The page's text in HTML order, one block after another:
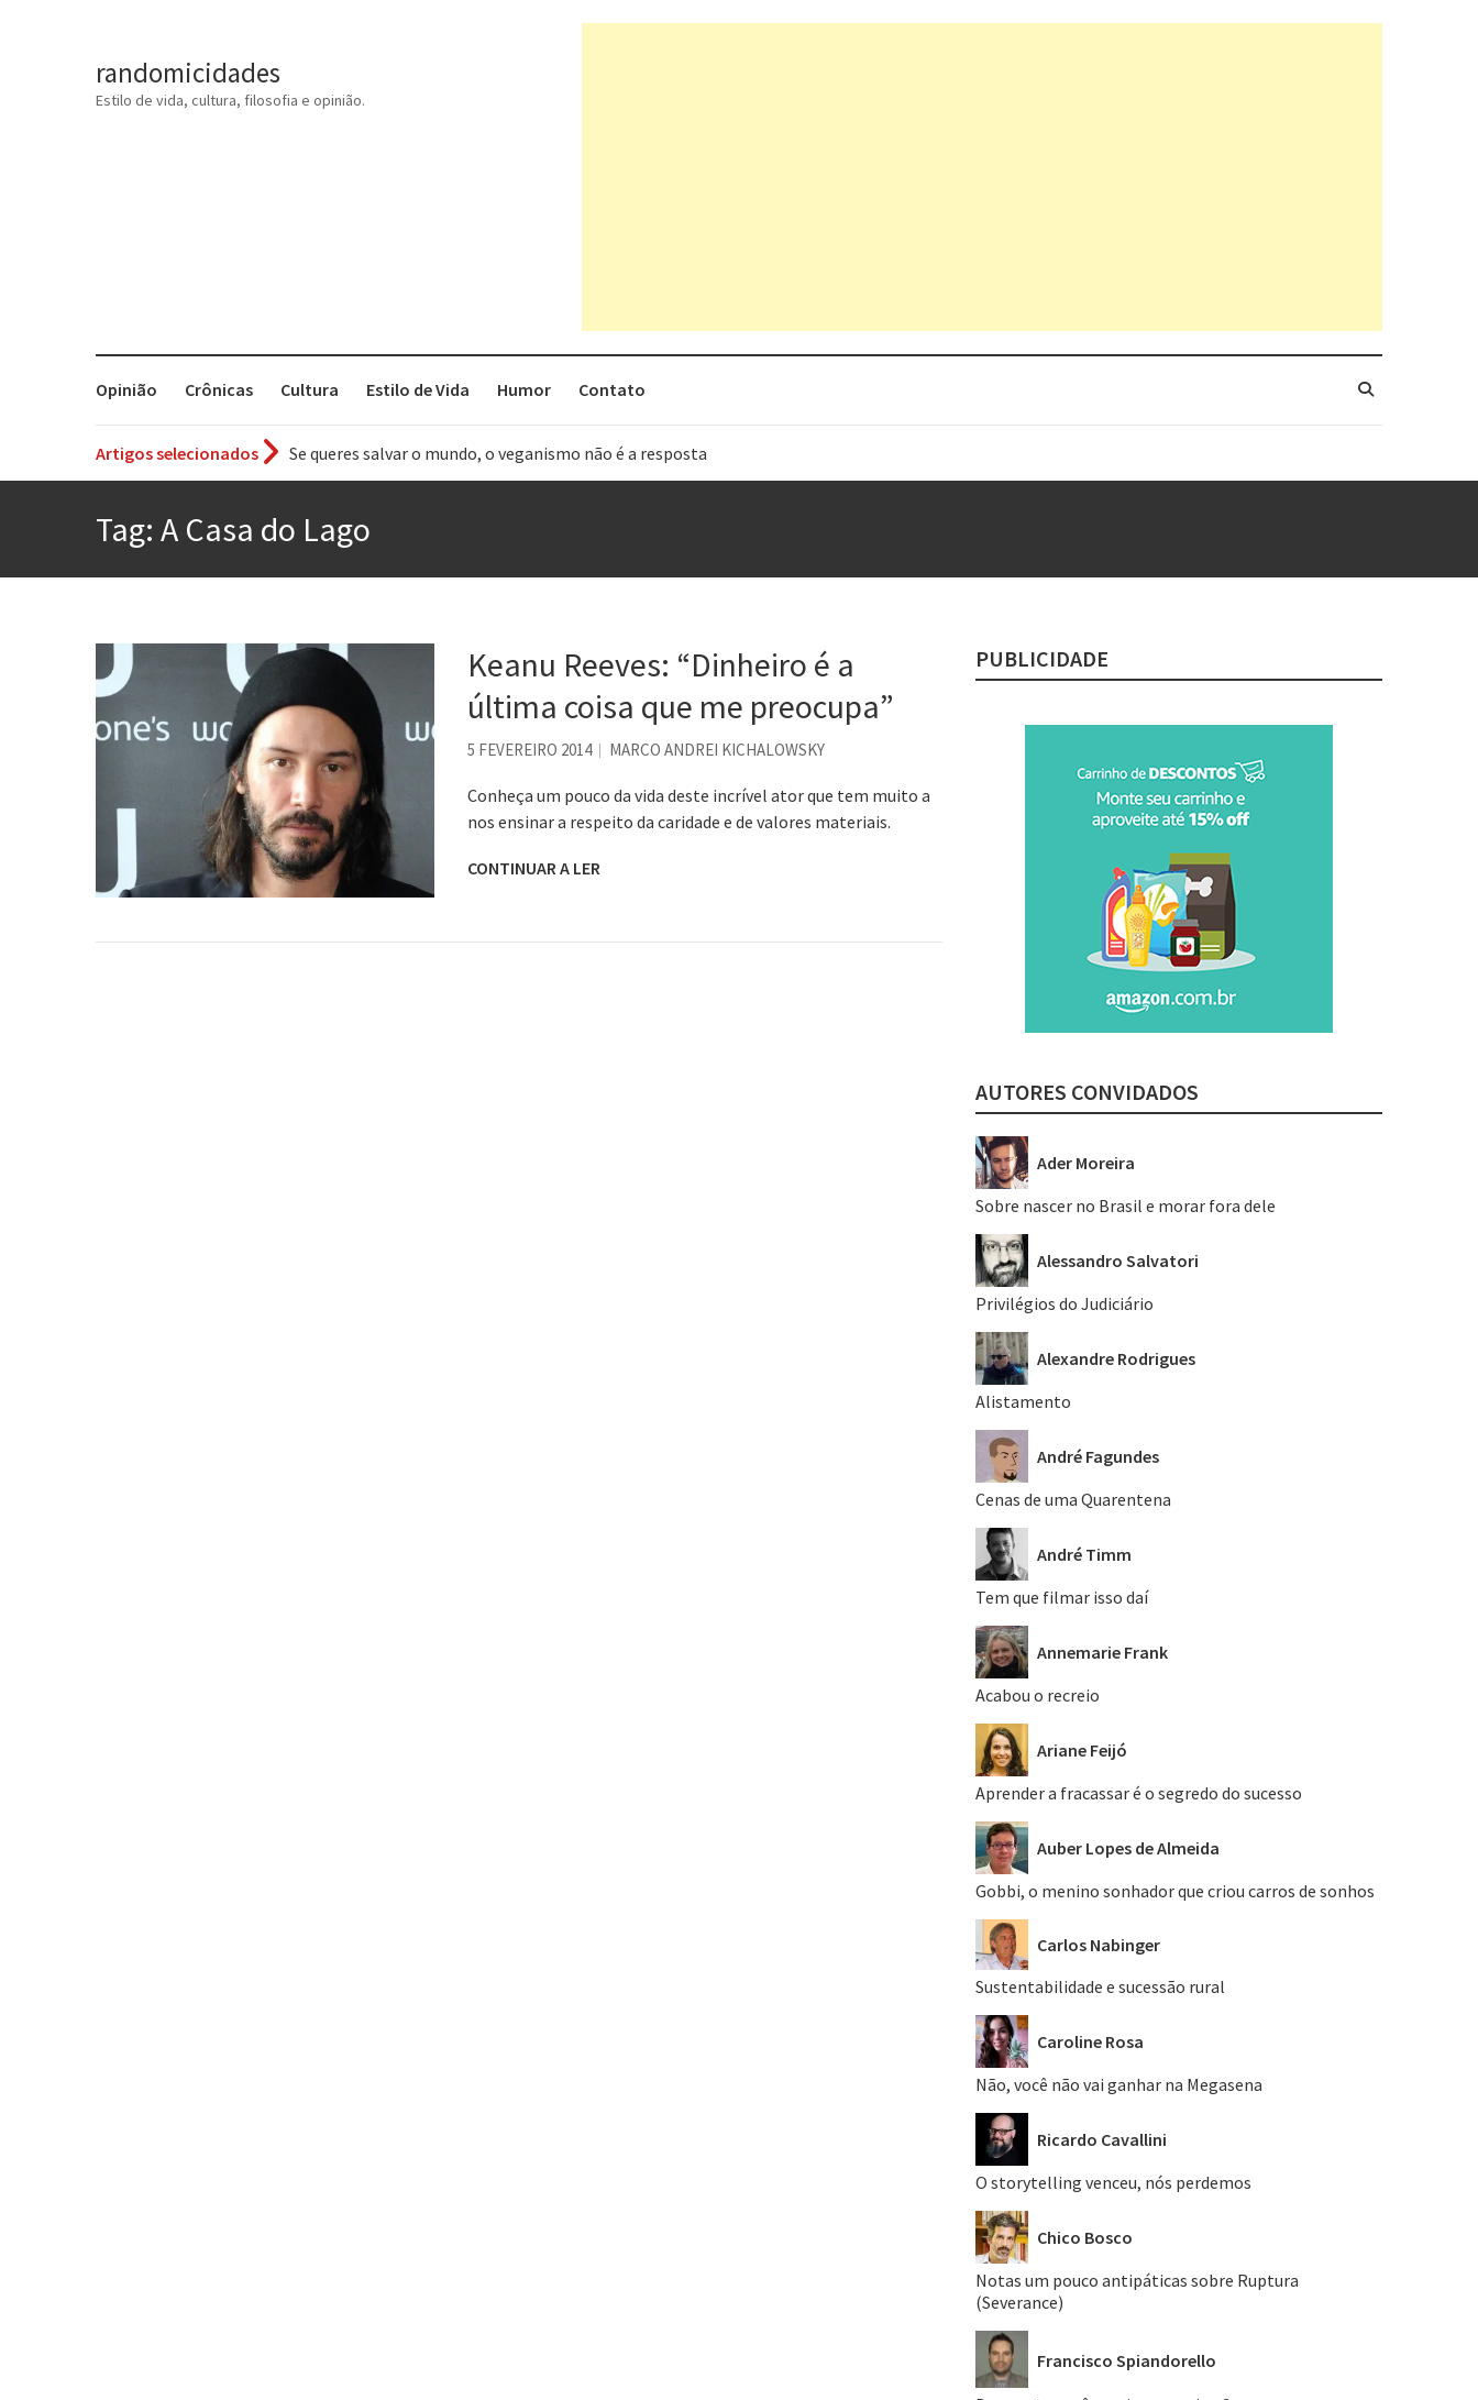
randomicidades
Estilo de vida, cultura, filosofia e opinião.
Opinião Crônicas Cultura Estilo de Vida Humor Contato
Artigos selecionados
Tem que filmar isso daí
A construção da urbanidade
Os causos de Jorge Luis Borges
Voto obrigatório é correto?
Tag: A Casa do Lago
Keanu Reeves: “Dinheiro é a
última coisa que me preocupa”
5 FEVEREIRO 2014 MARCO ANDREI KICHALOWSKY
Conheça um pouco da vida deste incrível ator que tem muito a
nos ensinar a respeito da caridade e de valores materiais.
CONTINUAR A LER
PUBLICIDADE
AUTORES CONVIDADOS
Ader Moreira
Sobre nascer no Brasil e morar fora dele
Alessandro Salvatori
Privilégios do Judiciário
Alexandre Rodrigues
Alistamento
André Fagundes
Cenas de uma Quarentena
André Timm
Tem que filmar isso daí
Annemarie Frank
Acabou o recreio
Ariane Feijó
Aprender a fracassar é o segredo do sucesso
Auber Lopes de Almeida
Gobbi, o menino sonhador que criou carros de sonhos
Carlos Nabinger
Sustentabilidade e sucessão rural
Caroline Rosa
Não, você não vai ganhar na Megasena
Ricardo Cavallini
O storytelling venceu, nós perdemos
Chico Bosco
Notas um pouco antipáticas sobre Ruptura
(Severance)
Francisco Spiandorello